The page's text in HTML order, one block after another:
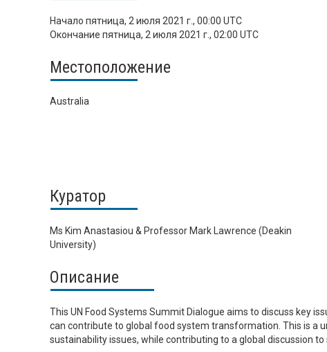
Начало пятница, 2 июля 2021 г., 00:00 UTC
Окончание пятница, 2 июля 2021 г., 02:00 UTC
Местоположение
Australia
Куратор
Ms Kim Anastasiou & Professor Mark Lawrence (Deakin
University)
Описание
This UN Food Systems Summit Dialogue aims to discuss key
can contribute to global food system transformation. This is a
sustainability issues, while contributing to a global discussion